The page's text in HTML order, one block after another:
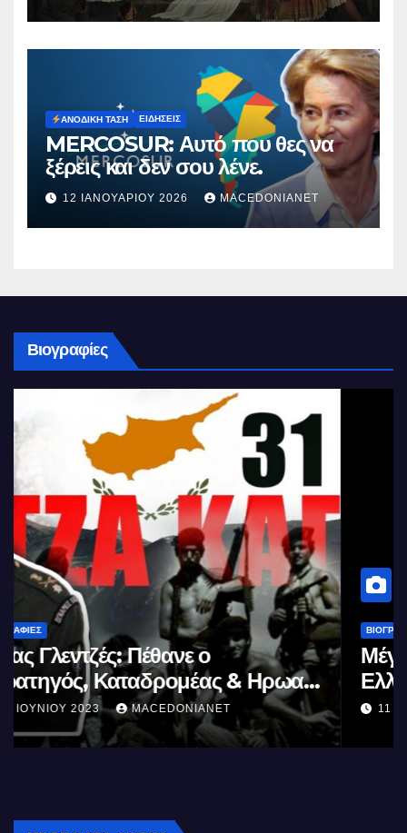
ΑΝΟΔΙΚΉ ΤΆΣΗ ΕΙΔΉΣΕΙΣ
MERCOSUR: Αυτό που θες να
ξέρεις και δεν σου λένε.
12 ΙΑΝΟΥΑΡΊΟΥ 2026 MACEDONIANET
Βιογραφίες
ΒΙΟΓΡΑΦΊΕΣ
Μέγας Αλέξανδρος: Ο μέγιστος των
Ελλήνων
11 ΙΟΥΝΊΟΥ 2023 MACEDONIANET